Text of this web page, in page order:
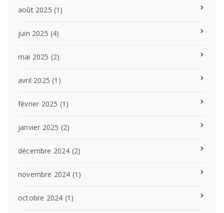
août 2025 (1)
juin 2025 (4)
mai 2025 (2)
avril 2025 (1)
février 2025 (1)
janvier 2025 (2)
décembre 2024 (2)
novembre 2024 (1)
octobre 2024 (1)